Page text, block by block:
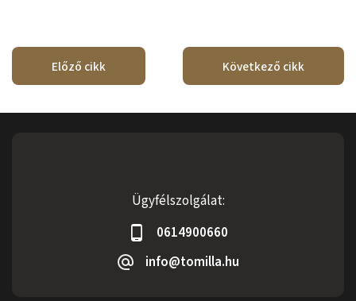
Előző cikk Következő cikk
Ügyfélszolgálat:
0614900660
info@tomilla.hu